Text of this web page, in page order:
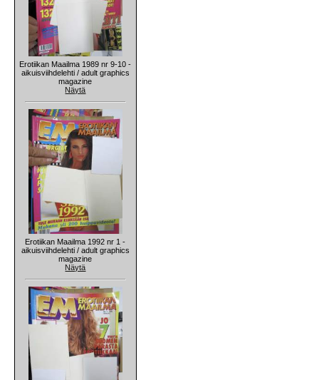
Erotiikan Maailma 1989 nr 9-10 -
aikuisviihdelehti / adult graphics
magazine
Näytä
Erotiikan Maailma 1992 nr 1 -
aikuisviihdelehti / adult graphics
magazine
Näytä